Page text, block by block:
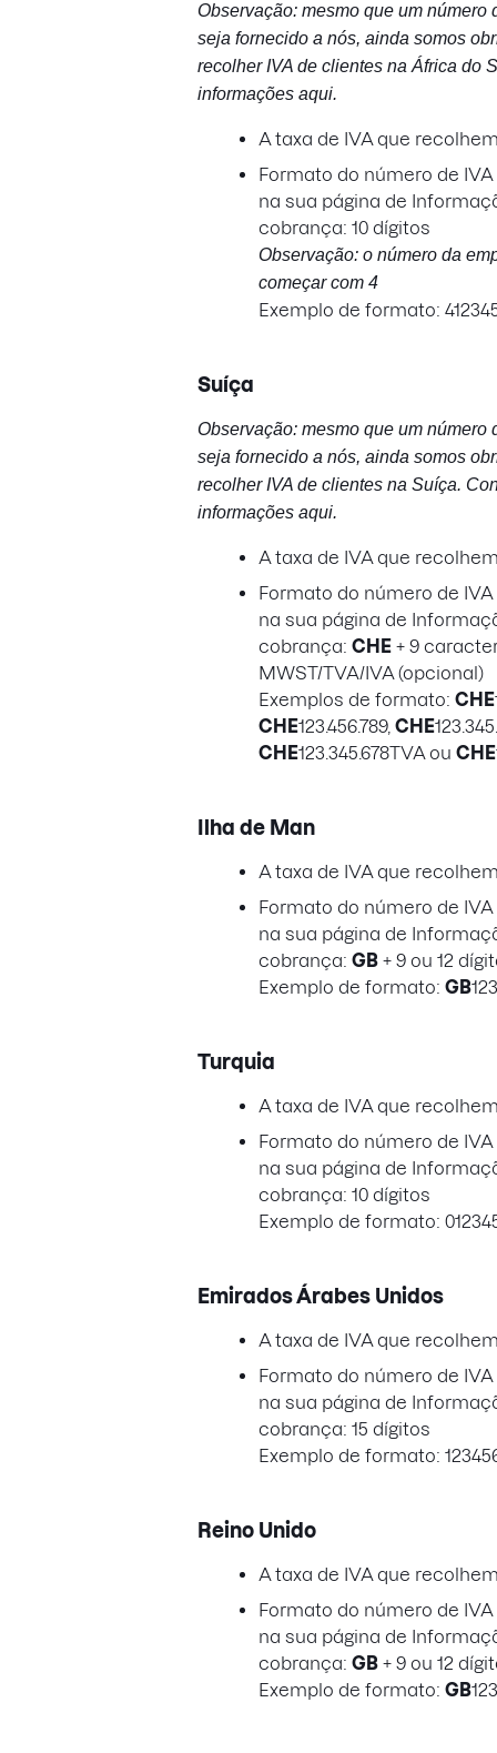
Observação: mesmo que um número
seja fornecido a nós, ainda somos
recolher IVA de clientes na África do
informações aqui.
A taxa de IVA que
Formato do número de
na sua página de
cobrança: 10 dígitos
Observação: o número da
começar com 4
Exemplo de formato:
Suíça
Observação: mesmo que um número
seja fornecido a nós, ainda somos
recolher IVA de clientes na Suíça.
informações aqui.
A taxa de IVA que
Formato do número de
na sua página de
cobrança: CHE + 9
MWST/TVA/IVA (opcional)
Exemplos de formato: CHE
CHE123.456.789, CHE
CHE123.345.678TVA ou CHE
Ilha de Man
A taxa de IVA que
Formato do número de
na sua página de
cobrança: GB + 9 ou 12
Exemplo de formato: GB
Turquia
A taxa de IVA que
Formato do número de
na sua página de
cobrança: 10 dígitos
Exemplo de formato:
Emirados Árabes Unidos
A taxa de IVA que
Formato do número de
na sua página de
cobrança: 15 dígitos
Exemplo de formato:
Reino Unido
A taxa de IVA que
Formato do número de
na sua página de
cobrança: GB + 9 ou 12
Exemplo de formato: GB